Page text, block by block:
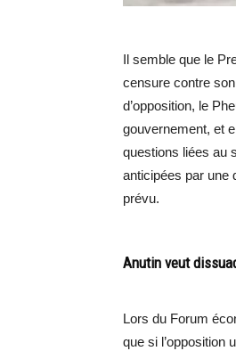
Il semble que le
censure contre
d’opposition, le
gouvernement, et
questions liées au
anticipées par une
prévu.
Anutin veut
Lors du Forum
que si l’opposition